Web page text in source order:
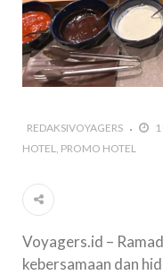
REDAKSIVOYAGERS
HOTEL
PROMO HOTEL
Voyagers.id –
kebersamaan dan